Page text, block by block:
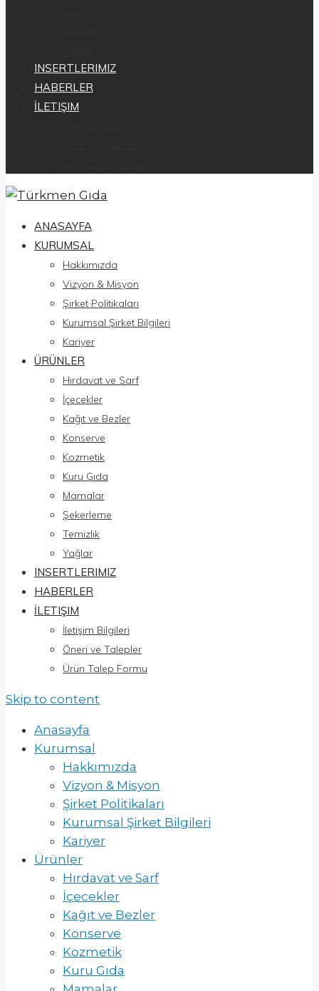
INSERTLERIMIZ
HABERLER
İLETIŞIM
ANASAYFA
KURUMSAL
Hakkımızda
Vizyon & Misyon
Şirket Politikaları
Kurumsal Şirket Bilgileri
Kariyer
ÜRÜNLER
Hırdavat ve Sarf
İçecekler
Kağıt ve Bezler
Konserve
Kozmetik
Kuru Gıda
Mamalar
Şekerleme
Temizlik
Yağlar
INSERTLERIMIZ
HABERLER
İLETIŞIM
İletişim Bilgileri
Öneri ve Talepler
Ürün Talep Formu
Skip to content
Anasayfa
Kurumsal
Hakkımızda
Vizyon & Misyon
Şirket Politikaları
Kurumsal Şirket Bilgileri
Kariyer
Ürünler
Hırdavat ve Sarf
İçecekler
Kağıt ve Bezler
Konserve
Kozmetik
Kuru Gıda